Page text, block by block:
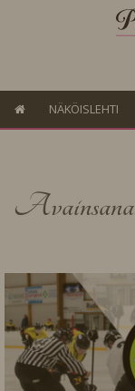
NÄKÖISLEHTI